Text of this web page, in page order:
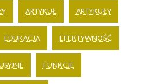
ARTYKUŁ ARTYKUŁY
EDUKACJA EFEKTYWNOŚĆ
FUNKCJE